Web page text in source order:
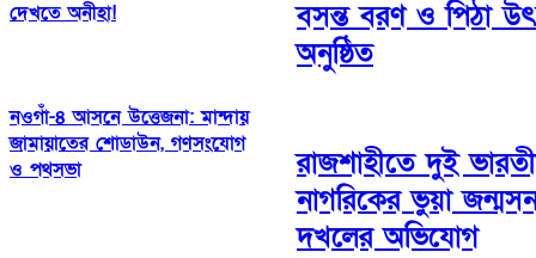
দেখতে অনীহা!
নওগাঁ-৪ আসনে উত্তেজনা: মান্দায়
জামায়াতের শোডাউন, গণসংযোগ
ও পথসভা
বসন্ত বরণ ও পিঠা
অনুষ্ঠিত
রাজশাহীতে দুই
নাগরিকের ভুয়া
দখলের অভিযোগ